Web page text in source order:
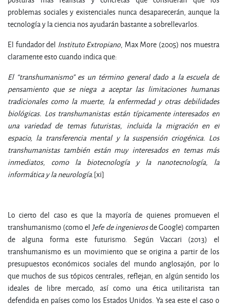
problemas sociales y existenciales nunca desaparecerán, aunque la
tecnología y la ciencia nos ayudarán bastante a sobrellevarlos.
El fundador del Instituto Extropiano, Max More (2005) nos muestra
claramente esto cuando indica que:
El “transhumanismo” es un término general dado a la escuela de
pensamiento que se niega a aceptar las limitaciones humanas
tradicionales como la muerte, la enfermedad y otras debilidades
biológicas. Los transhumanistas están típicamente interesados en
una variedad de temas futuristas, incluida la migración en el
espacio, la transferencia mental y la suspensión criogénica. Los
transhumanistas también están muy interesados en temas más
inmediatos, como la biotecnología y la nanotecnología, la
informática y la neurología.[xi]
Lo cierto del caso es que la mayoría de quienes promueven el
transhumanismo (como el Jefe de ingenierosde Google) comparten
de alguna forma este futurismo. Según Vaccari (2013) el
transhumanismo es un movimiento que se origina a partir de los
presupuestos económicos sociales del mundo anglosajón, por lo
que muchos de sus tópicos centrales, reflejan, en algún sentido los
ideales de libre mercado, así como una ética utilitarista tan
defendida en países como los Estados Unidos. Ya sea este el caso o